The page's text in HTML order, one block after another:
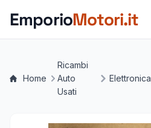
EmporioMotori.it
Home
Ricambi
Auto
Usati
Elettronica